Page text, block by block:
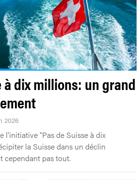
à dix millions: un grand
2026
l'initiative "Pas de Suisse à dix
la Suisse dans un déclin
cependant pas tout.